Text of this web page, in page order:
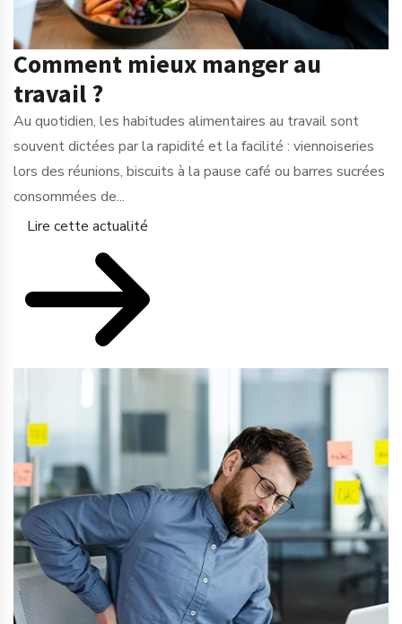
Comment mieux manger au
travail ?
Au quotidien, les habitudes alimentaires au travail sont
souvent dictées par la rapidité et la facilité : viennoiseries
lors des réunions, biscuits à la pause café ou barres sucrées
consommées de...
Lire cette actualité